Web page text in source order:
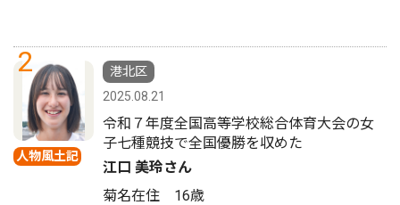
2
人物風土記
港北区
2025.08.21
令和７年度全国高等学校総合体育大会の女
子七種競技で全国優勝を収めた
江口 美玲さん
菊名在住 16歳